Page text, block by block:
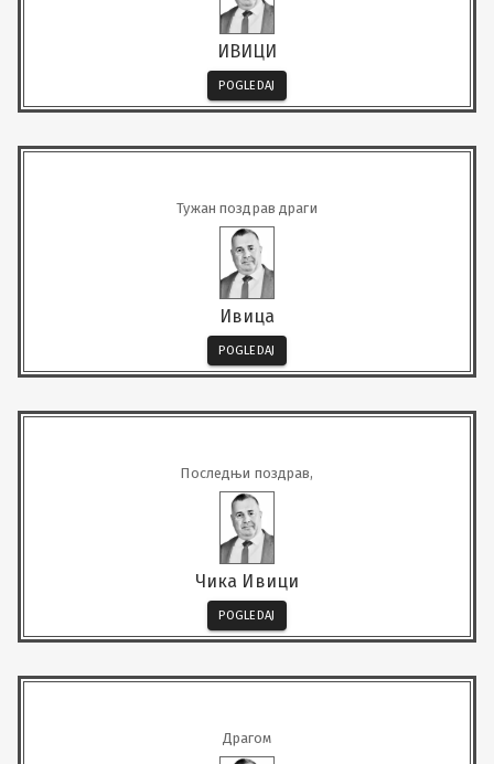
ИВИЦИ
POGLEDAJ
Тужан поздрав драги
Ивица
POGLEDAJ
Последњи поздрав,
Чика Ивици
POGLEDAJ
Драгом